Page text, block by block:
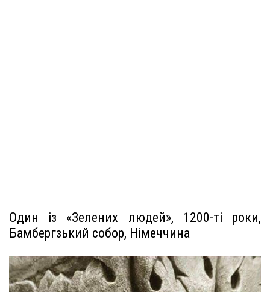
Один із «Зелених людей», 1200-ті роки,
Бамбергзький собор, Німеччина